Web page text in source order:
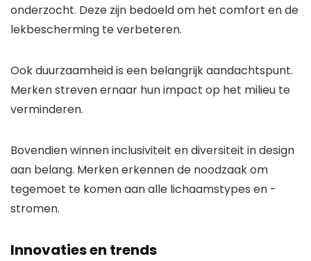
onderzocht. Deze zijn bedoeld om het comfort en de
lekbescherming te verbeteren.
Ook duurzaamheid is een belangrijk aandachtspunt.
Merken streven ernaar hun impact op het milieu te
verminderen.
Bovendien winnen inclusiviteit en diversiteit in design
aan belang. Merken erkennen de noodzaak om
tegemoet te komen aan alle lichaamstypes en -
stromen.
Innovaties en trends